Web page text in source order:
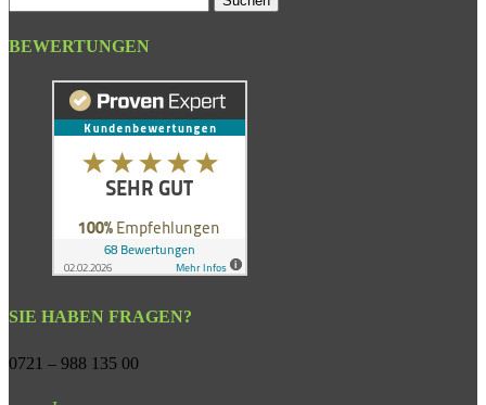
BEWERTUNGEN
SIE HABEN FRAGEN?
0721 – 988 135 00